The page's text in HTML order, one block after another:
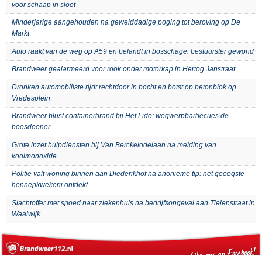
voor schaap in sloot
Minderjarige aangehouden na gewelddadige poging tot beroving op De
Markt
Auto raakt van de weg op A59 en belandt in bosschage: bestuurster gewond
Brandweer gealarmeerd voor rook onder motorkap in Hertog Janstraat
Dronken automobiliste rijdt rechtdoor in bocht en botst op betonblok op
Vredesplein
Brandweer blust containerbrand bij Het Lido: wegwerpbarbecues de
boosdoener
Grote inzet hulpdiensten bij Van Berckelodelaan na melding van
koolmonoxide
Politie valt woning binnen aan Diederikhof na anonieme tip: net geoogste
hennepkwekerij ontdekt
Slachtoffer met spoed naar ziekenhuis na bedrijfsongeval aan Tielenstraat in
Waalwijk